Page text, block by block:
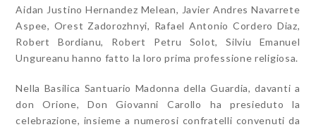
Aidan Justino Hernandez Melean, Javier Andres Navarrete
Aspee, Orest Zadorozhnyi, Rafael Antonio Cordero Diaz,
Robert Bordianu, Robert Petru Solot, Silviu Emanuel
Ungureanu hanno fatto la loro prima professione religiosa.
Nella Basilica Santuario Madonna della Guardia, davanti a
don Orione, Don Giovanni Carollo ha presieduto la
celebrazione, insieme a numerosi confratelli convenuti da